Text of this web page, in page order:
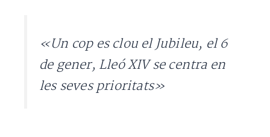
«Un cop es clou el Jubileu, el 6
de gener, Lleó XIV se centra en
les seves prioritats»